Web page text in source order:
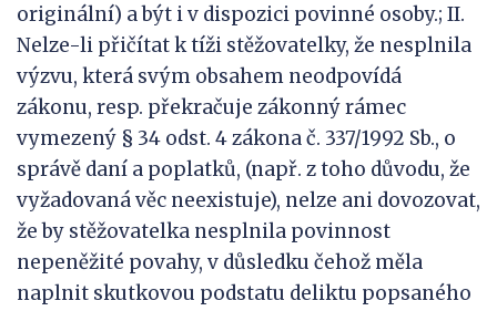
originální) a být i v dispozici povinné osoby.; II.
Nelze-li přičítat k tíži stěžovatelky, že nesplnila
výzvu, která svým obsahem neodpovídá
zákonu, resp. překračuje zákonný rámec
vymezený § 34 odst. 4 zákona č. 337/1992 Sb., o
správě daní a poplatků, (např. z toho důvodu, že
vyžadovaná věc neexistuje), nelze ani dovozovat,
že by stěžovatelka nesplnila povinnost
nepeněžité povahy, v důsledku čehož měla
naplnit skutkovou podstatu deliktu popsaného